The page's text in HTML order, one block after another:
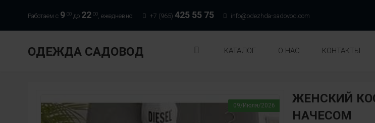
Работаем с 9 00 до 22 00, ежедневно: +7 (965) 425 55 75 info@odezhda-sadovod.com
ОДЕЖДА САДОВОД КАТАЛОГ О НАС КОНТАКТЫ
09/Июля/2026
ЖЕНСКИЙ
НАЧЕСОМ